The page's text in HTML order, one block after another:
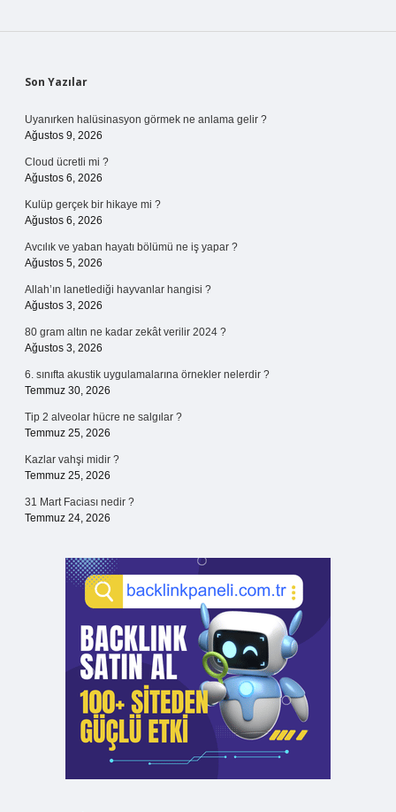
Sidebar
Son Yazılar
Uyanırken halüsinasyon görmek ne anlama gelir ?
Ağustos 9, 2026
Cloud ücretli mi ?
Ağustos 6, 2026
Kulüp gerçek bir hikaye mi ?
Ağustos 6, 2026
Avcılık ve yaban hayatı bölümü ne iş yapar ?
Ağustos 5, 2026
Allah’ın lanetlediği hayvanlar hangisi ?
Ağustos 3, 2026
80 gram altın ne kadar zekât verilir 2024 ?
Ağustos 3, 2026
6. sınıfta akustik uygulamalarına örnekler nelerdir ?
Temmuz 30, 2026
Tip 2 alveolar hücre ne salgılar ?
Temmuz 25, 2026
Kazlar vahşi midir ?
Temmuz 25, 2026
31 Mart Faciası nedir ?
Temmuz 24, 2026